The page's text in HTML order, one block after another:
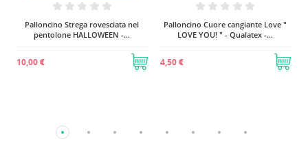
Strega rovesciata nel
HALLOWEEN -...
Palloncino Cuore cangiante Love "
LOVE YOU! " - Qualatex -...
4,50 €